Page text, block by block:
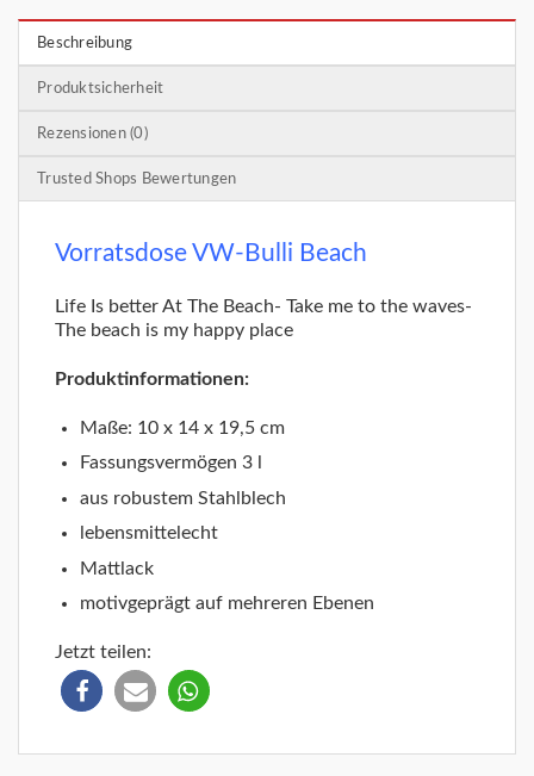
Beschreibung
Produktsicherheit
Rezensionen (0)
Trusted Shops Bewertungen
Vorratsdose VW-Bulli Beach
Life Is better At The Beach- Take me to the waves-
The beach is my happy place
Produktinformationen:
Maße: 10 x 14 x 19,5 cm
Fassungsvermögen 3 l
aus robustem Stahlblech
lebensmittelecht
Mattlack
motivgeprägt auf mehreren Ebenen
Jetzt teilen: